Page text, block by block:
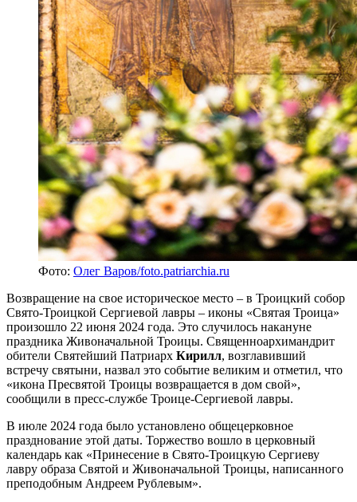
Фото: Олег Варов/foto.patriarchia.ru
Возвращение на свое историческое место – в Троицкий собор
Свято-Троицкой Сергиевой лавры – иконы «Святая Троица»
произошло 22 июня 2024 года. Это случилось накануне
праздника Живоначальной Троицы. Священноархимандрит
обители Святейший Патриарх Кирилл, возглавивший
встречу святыни, назвал это событие великим и отметил, что
«икона Пресвятой Троицы возвращается в дом свой»,
сообщили в пресс-службе Троице-Сергиевой лавры.
В июле 2024 года было установлено общецерковное
празднование этой даты. Торжество вошло в церковный
календарь как «Принесение в Свято-Троицкую Сергиеву
лавру образа Святой и Живоначальной Троицы, написанного
преподобным Андреем Рублевым».